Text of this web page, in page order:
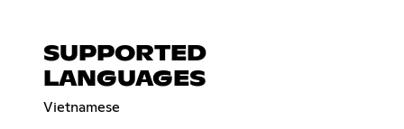
SUPPORTED
LANGUAGES
Vietnamese